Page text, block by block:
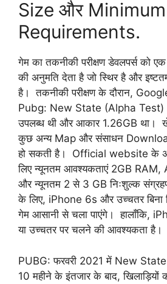
Size और Minimum
Requirements.
गेम का तकनीकी परीक्षण डेवलपर्स को
की अनुमति देता है जो स्थिर है और
है। तकनीकी परीक्षण के दौरान,
Pubg: New State (Alpha Test)
उपलब्ध थी और आकार 1.26GB था।
कुछ अन्य Map और संसाधन
हो सकती है। Official website के
लिए न्यूनतम आवश्यकताएं 2GB
और न्यूनतम 2 से 3 GB निःशुल्क
के लिए, iPhone 6s और उच्चतर बिना
गेम आसानी से चला पाएंगे। हालाँकि,
या उच्चतर पर चलने की आवश्यकता है।
PUBG: फरवरी 2021 में New State
10 महीने के इंतजार के बाद,